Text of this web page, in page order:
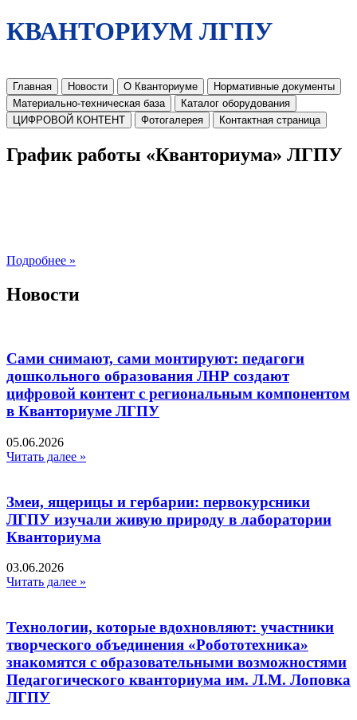
КВАНТОРИУМ ЛГПУ
Главная Новости О Кванториуме
Нормативные документы
Материально-техническая база
Каталог оборудования
ЦИФРОВОЙ КОНТЕНТ
Фотогалерея Контактная страница
График работы «Кванториума» ЛГПУ
Подробнее »
Новости
Сами снимают, сами монтируют: педагоги
дошкольного образования ЛНР создают
цифровой контент с региональным компонентом
в Кванториуме ЛГПУ​
05.06.2026
Читать далее »
Змеи, ящерицы и гербарии: первокурсники
ЛГПУ изучали живую природу в лаборатории
Кванториума
03.06.2026
Читать далее »
Технологии, которые вдохновляют: участники
творческого объединения «Робототехника»
знакомятся с образовательными возможностями
Педагогического кванториума им. Л.М. Лоповка
ЛГПУ